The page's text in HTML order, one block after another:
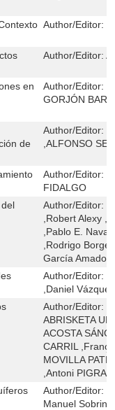
Author/Editor:
Author/Editor:
en
Author/Editor:
GORJÓN
de
Author/Editor:
,ALFONSO
Author/Editor:
FIDALGO
Author/Editor:
,Robert Alexy
,Pablo E.
,Rodrigo
García Amado
Author/Editor:
,Daniel
Author/Editor:
ABRISKETA
ACOSTA
CARRIL
MOVILLA
,Antoni
Author/Editor:
Manuel